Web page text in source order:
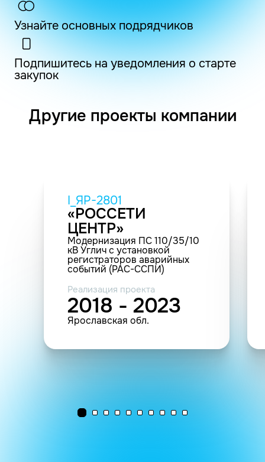
Узнайте основных подрядчиков
Подпишитесь на уведомления о старте
закупок
Другие проекты компании
I_ЯР-2801
«РОССЕТИ
ЦЕНТР»
Модернизация ПС 110/35/10
кВ Углич с установкой
регистраторов аварийных
событий (РАС-ССПИ)
Реализация проекта
2018 - 2023
Ярославская обл.